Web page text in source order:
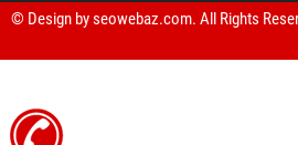
© Design byseowebaz.com. All Rights